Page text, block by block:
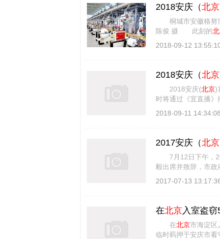
2018安庆（北京
桐城市安徽格努博
陈俊 摄 此刻的
2018-09-12
2018安庆（北京
2018安庆(北京)
时将通过《宜直播
2018-09-11
2017安庆（北京
7月12日下午，
毅出席并致辞，市
2017-07-13
在北京入室盗
在北京市海淀区
临时羁押于安庆市看